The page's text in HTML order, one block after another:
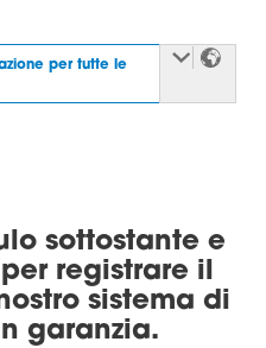
per tutte le
sottostante e
registrare il
sistema di
garanzia.